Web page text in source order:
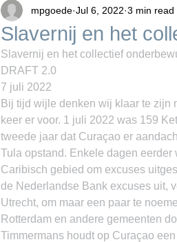
Slavernij en het
mpgoede Jul 6, 2022 3 min read
Slavernij en het collectief
DRAFT 2.0
7 juli 2022
Bij tijd wijle denken wij klaar te zijn
keer er voor. 1 juli 2022 was 159
tweede jaar dat Curaçao er
Tula opstand. Enkele dagen
Caribisch gebied om excuses
de Nederlandse Bank excuses uit,
Utrecht, om maar een paar te
Rotterdam en andere gemeenten
Timmermans houdt op Curaçao